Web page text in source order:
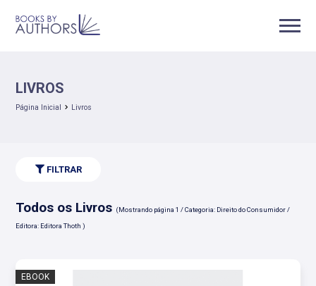
LIVROS
Página Inicial Livros
FILTRAR
Todos os Livros (Mostrando página 1 / Categoria: Direito do Consumidor /
Editora: Editora Thoth )
EBOOK